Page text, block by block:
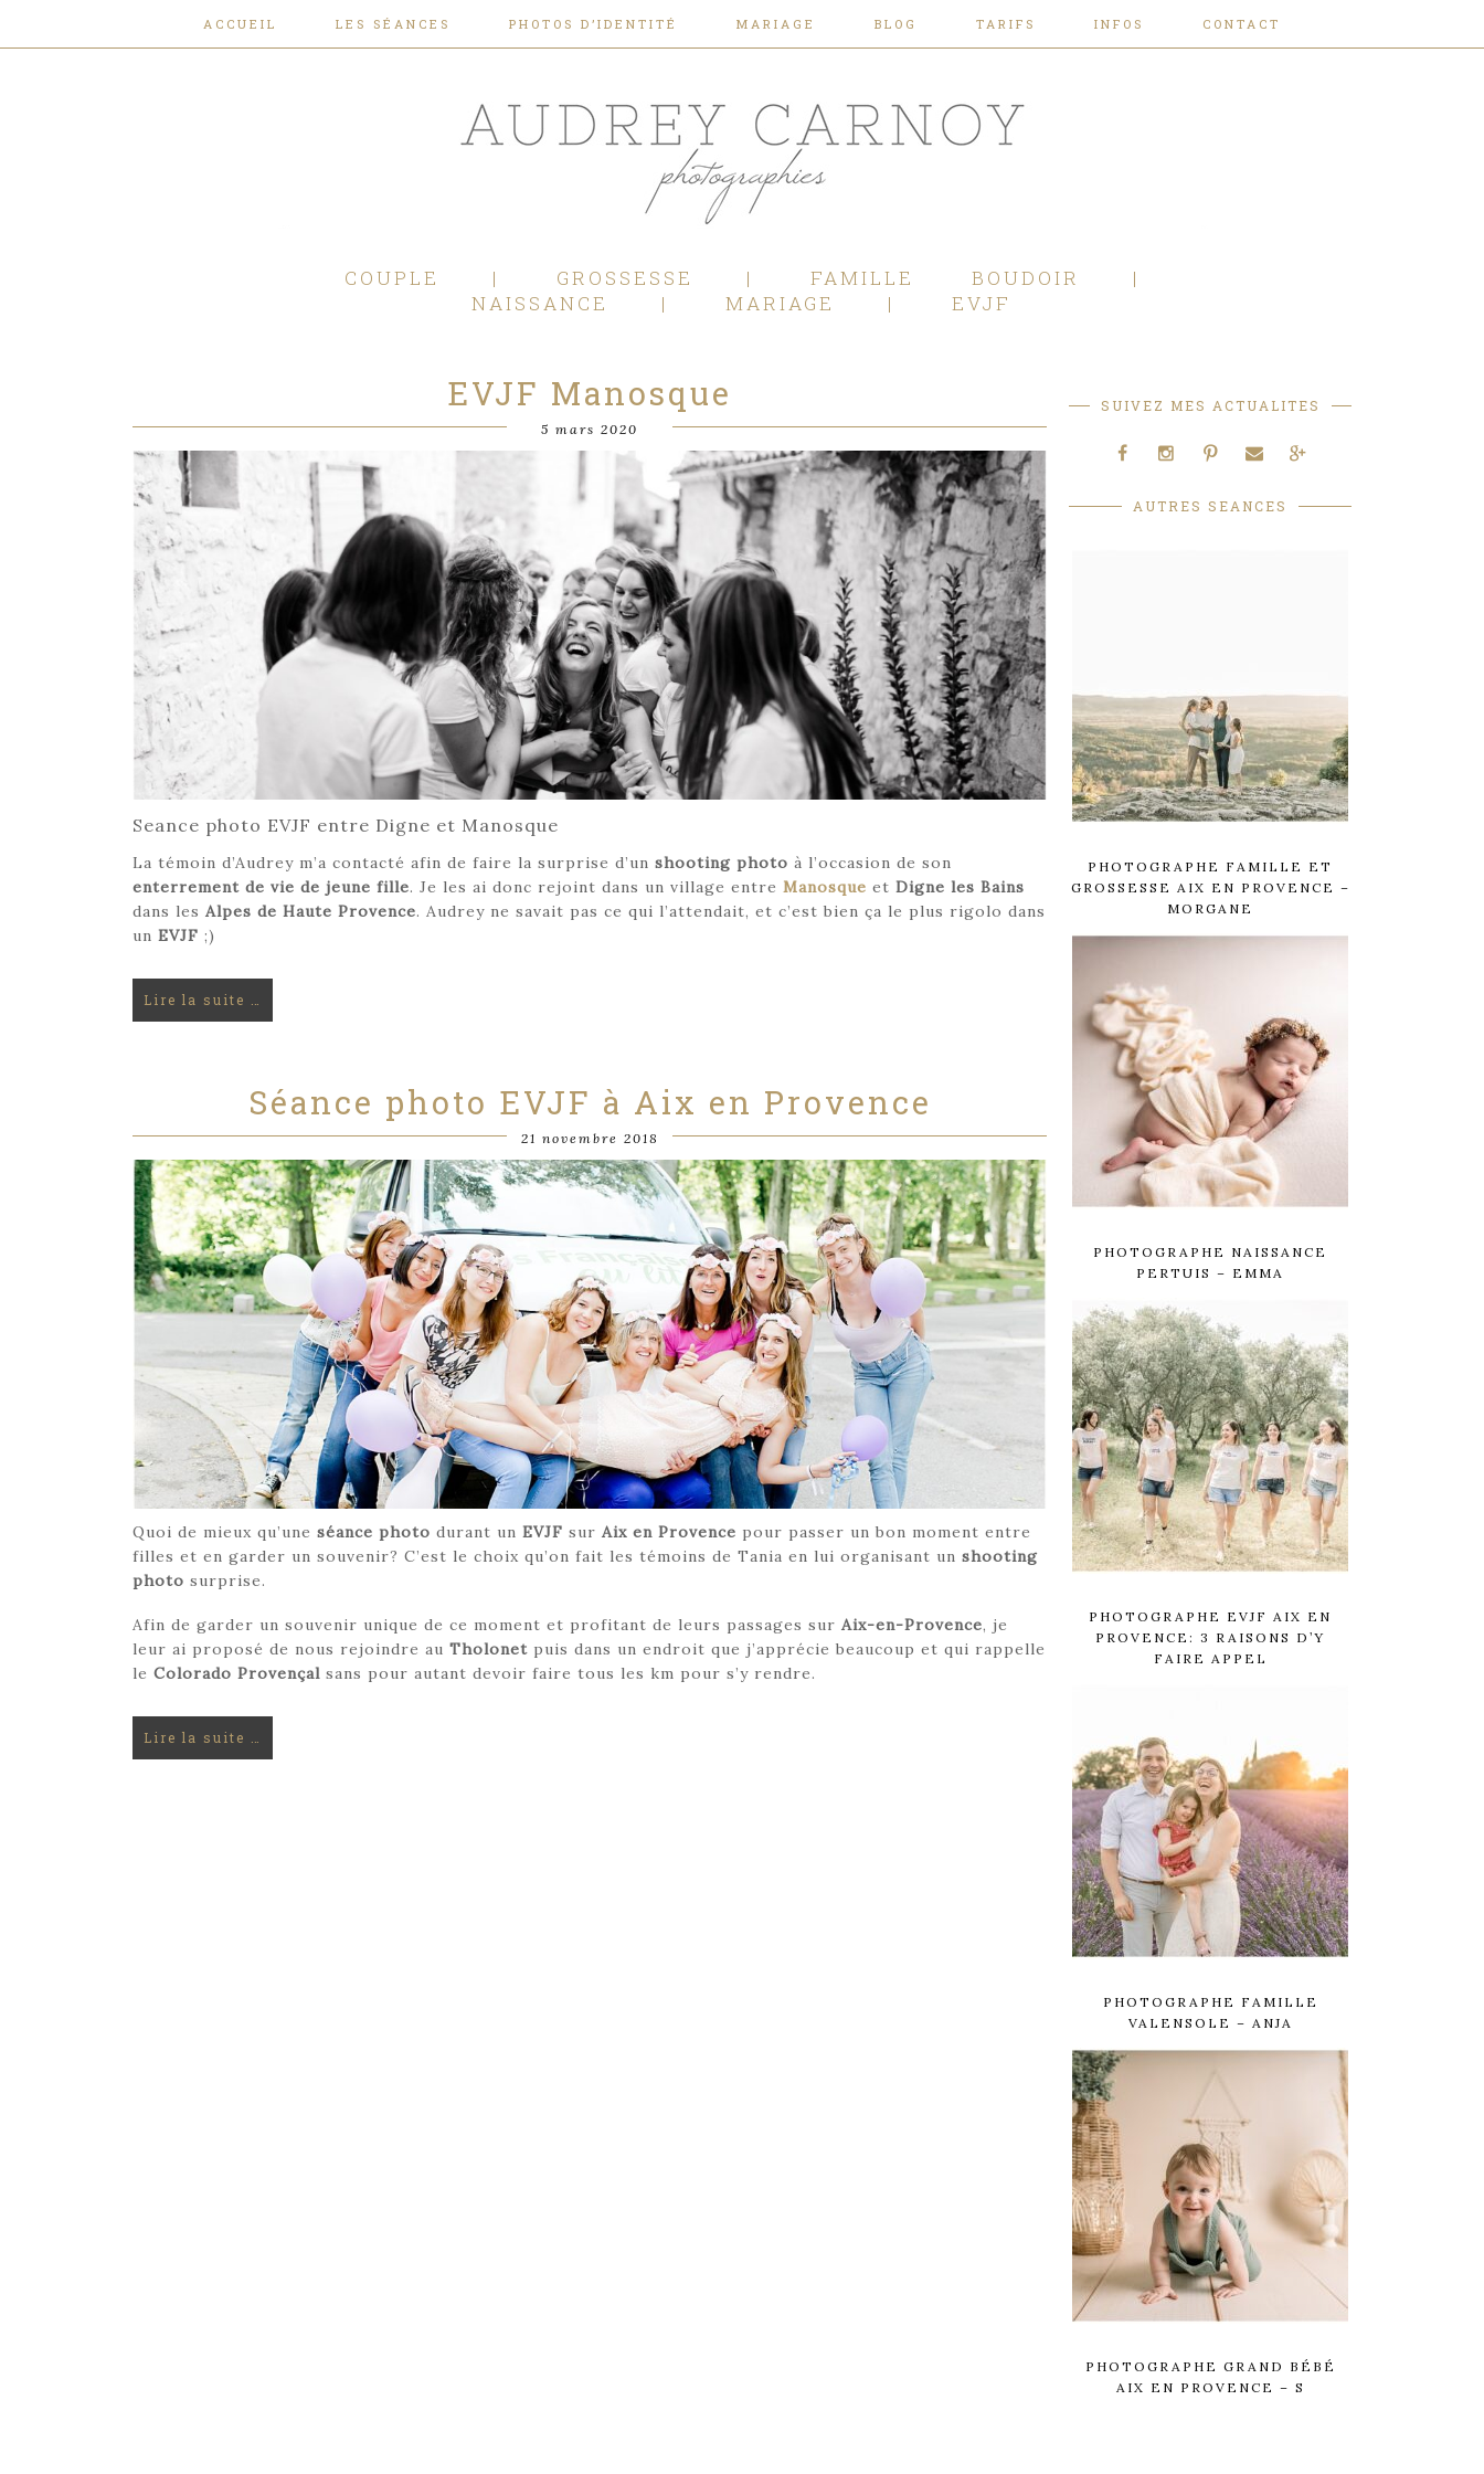
ACCUEIL LES SÉANCES PHOTOS D’IDENTITÉ MARIAGE BLOG TARIFS INFOS CONTACT
COUPLE GROSSESSE FAMILLE
BOUDOIR
NAISSANCE
MARIAGE EVJF
EVJF Manosque
5 mars 2020
Seance photo EVJF entre Digne et Manosque
La témoin d’Audrey m’a contacté afin de faire la surprise d’un shooting photo à l’occasion de son
enterrement de vie de jeune fille. Je les ai donc rejoint dans un village entre Manosque et Digne les Bains
dans les Alpes de Haute Provence. Audrey ne savait pas ce qui l’attendait, et c’est bien ça le plus rigolo dans
un EVJF ;)
Lire la suite …
Séance photo EVJF à Aix en Provence
21 novembre 2018
Quoi de mieux qu’une séance photo durant un EVJF sur Aix en Provence pour passer un bon moment entre
filles et en garder un souvenir? C’est le choix qu’on fait les témoins de Tania en lui organisant un shooting
photo surprise.
Afin de garder un souvenir unique de ce moment et profitant de leurs passages sur Aix-en-Provence, je
leur ai proposé de nous rejoindre au Tholonet puis dans un endroit que j’apprécie beaucoup et qui rappelle
le Colorado Provençal sans pour autant devoir faire tous les km pour s’y rendre.
Lire la suite …
SUIVEZ MES ACTUALITES
AUTRES SEANCES
PHOTOGRAPHE FAMILLE ET
GROSSESSE AIX EN PROVENCE –
MORGANE
PHOTOGRAPHE NAISSANCE
PERTUIS – EMMA
PHOTOGRAPHE EVJF AIX EN
PROVENCE: 3 RAISONS D’Y
FAIRE APPEL
PHOTOGRAPHE FAMILLE
VALENSOLE – ANJA
PHOTOGRAPHE GRAND BÉBÉ
AIX EN PROVENCE – S